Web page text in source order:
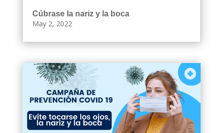
Cúbrase la nariz y la boca
May 2, 2022